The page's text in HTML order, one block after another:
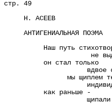
стр. 49
Н. АСЕЕВ
АНТИГЕНИАЛЬНАЯ ПОЭМА
Наш путь
не
он стал только
вдвое
мы щиплем
как раньше -
щипали